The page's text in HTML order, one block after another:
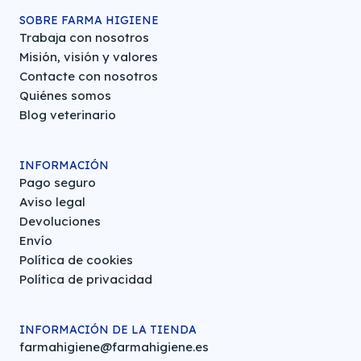
SOBRE FARMA HIGIENE
Trabaja con nosotros
Misión, visión y valores
Contacte con nosotros
Quiénes somos
Blog veterinario
INFORMACIÓN
Pago seguro
Aviso legal
Devoluciones
Envío
Política de cookies
Política de privacidad
INFORMACIÓN DE LA TIENDA
farmahigiene@farmahigiene.es